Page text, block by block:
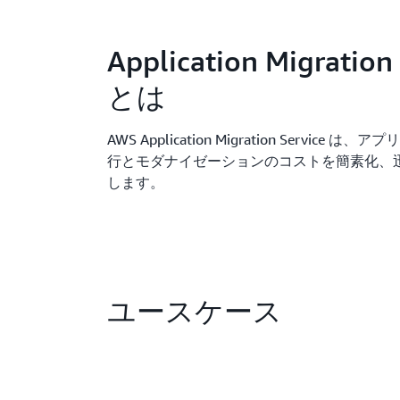
Application Migration
とは
AWS Application Migration Service は、アプ
行とモダナイゼーションのコストを簡素化、
します。
ユースケース